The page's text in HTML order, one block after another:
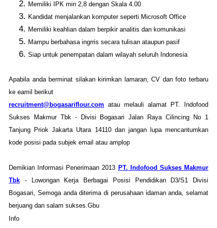
Memiliki IPK min 2,8 dengan Skala 4.00
Kandidat menjalankan komputer seperti Microsoft Office
Memiliki keahlian dalam berpikir analitis dan komunikasi
Mampu berbahasa ingrris secara tulisan ataupun pasif
Siap untuk penempatan dalam wilayah seluruh Indonesia
Apabila anda berminat silakan kirimkan lamaran, CV dan foto terbaru
ke eamil berikut
recruitment@bogasariflour.com atau melauli alamat PT. Indofood
Sukses Makmur Tbk - Divisi Bogasari Jalan Raya Cilincing No 1
Tanjung Priok Jakarta Utara 14110 dan jangan lupa mencantumkan
kode posisi pada subjek email atau amplop
Demikian Informasi Penerimaan 2013 PT. Indofood Sukses Makmur
Tbk - Lowongan Kerja Berbagai Posisi Pendidikan D3/S1 Divisi
Bogasari, Semoga anda diterima di perusahaan idaman anda, selamat
berjuang dan salam sukses.Gbu
Info